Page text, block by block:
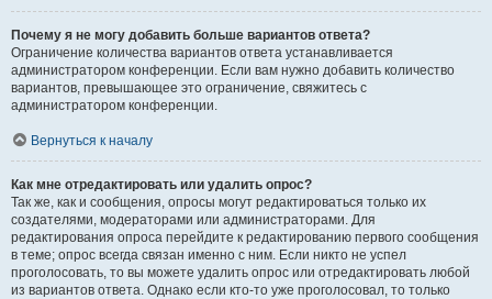
Почему я не могу добавить больше вариантов ответа?
Ограничение количества вариантов ответа устанавливается
администратором конференции. Если вам нужно добавить количество
вариантов, превышающее это ограничение, свяжитесь с
администратором конференции.
Вернуться к началу
Как мне отредактировать или удалить опрос?
Так же, как и сообщения, опросы могут редактироваться только их
создателями, модераторами или администраторами. Для
редактирования опроса перейдите к редактированию первого сообщения
в теме; опрос всегда связан именно с ним. Если никто не успел
проголосовать, то вы можете удалить опрос или отредактировать любой
из вариантов ответа. Однако если кто-то уже проголосовал, то только